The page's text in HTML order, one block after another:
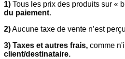
1) Tous les prix des produits sur «
du paiement.
2)Aucune taxe de vente n’est
3) Taxes et autres frais, comme
client/destinataire.